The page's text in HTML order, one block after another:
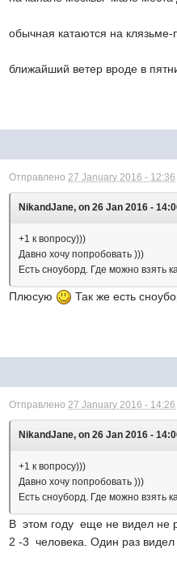
обычная катаются на
ближайший ветер вроде в
Отправлено27 January 2016 - 12:36
NikandJane, on 26 Jan 2016 -
+1 к вопросу)))
Давно хочу попробовать )))
Есть сноуборд. Где можно взять
Плюсую Так же есть
Отправлено27 January 2016 - 14:26
NikandJane, on 26 Jan 2016 -
+1 к вопросу)))
Давно хочу попробовать )))
Есть сноуборд. Где можно взять
В этом году еще не видел не
2 -3 человека. Один раз